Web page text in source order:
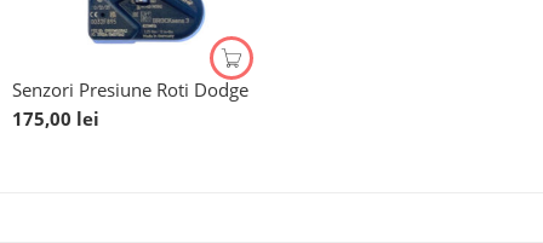
Senzori Presiune Roti Dodge
175,00 lei